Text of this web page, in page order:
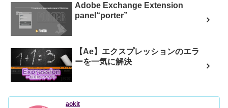
Adobe Exchange Extension
panel“porter”
【Ae】エクスプレッションのエラ
ーを一気に解決
aokit